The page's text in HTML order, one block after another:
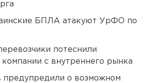
БПЛА атакуют УрФО по
потеснили
компании с внутреннего рынка
предупредили о возможном